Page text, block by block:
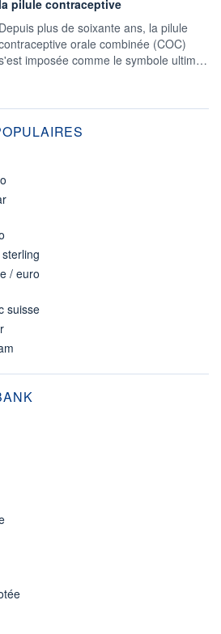
la pilule contraceptive
Depuis plus de soixante ans, la pilule
orale combinée (COC)
imposée comme le symbole ultim…
/ euro
suisse